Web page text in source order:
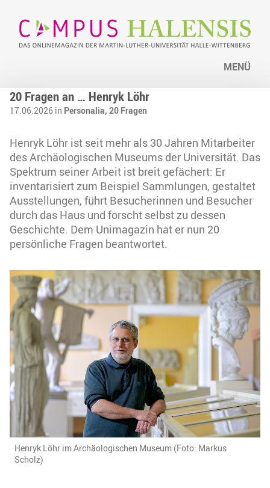
MENÜ
20 Fragen an … Henryk Löhr
17.06.2026 in Personalia, 20 Fragen
Henryk Löhr ist seit mehr als 30 Jahren Mitarbeiter
des Archäologischen Museums der Universität. Das
Spektrum seiner Arbeit ist breit gefächert: Er
inventarisiert zum Beispiel Sammlungen, gestaltet
Ausstellungen, führt Besucherinnen und Besucher
durch das Haus und forscht selbst zu dessen
Geschichte. Dem Unimagazin hat er nun 20
persönliche Fragen beantwortet.
Henryk Löhr im Archäologischen Museum (Foto: Markus
Scholz)